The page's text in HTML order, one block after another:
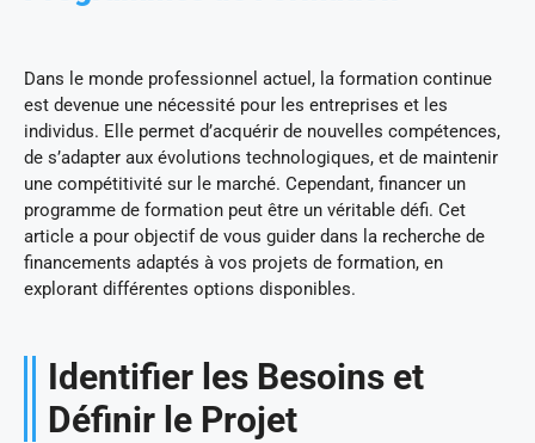
Dans le monde professionnel actuel, la formation continue
est devenue une nécessité pour les entreprises et les
individus. Elle permet d’acquérir de nouvelles compétences,
de s’adapter aux évolutions technologiques, et de maintenir
une compétitivité sur le marché. Cependant, financer un
programme de formation peut être un véritable défi. Cet
article a pour objectif de vous guider dans la recherche de
financements adaptés à vos projets de formation, en
explorant différentes options disponibles.
Identifier les Besoins et
Définir le Projet